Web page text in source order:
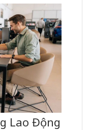
Lao Động